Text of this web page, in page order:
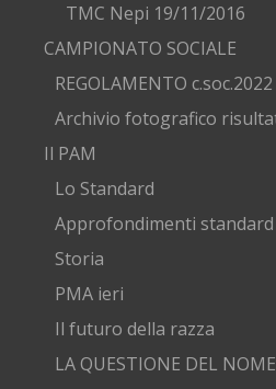
TMC Nepi 19/11/2016
CAMPIONATO SOCIALE
REGOLAMENTO c.soc.2022
Archivio fotografico
Il PAM
Lo Standard
Approfondimenti standard
Storia
PMA ieri
Il futuro della razza
LA QUESTIONE DEL NOME